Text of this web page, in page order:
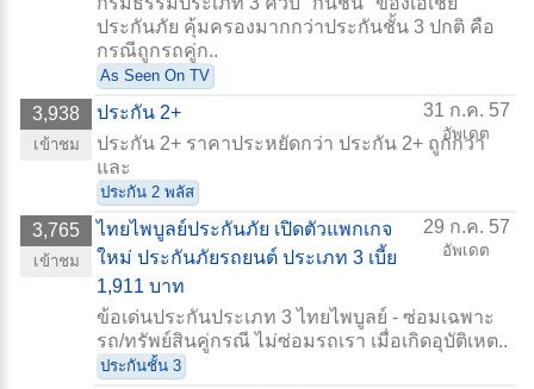
ประกันภัย คุ้มครองมากกว่าประกันชั้น 3 ปกติ คือ
กรณีถูกรถคู่ก..
As Seen On TV
3,938
เข้าชม
ประกัน 2+ 31 ก.ค. 57
อัพเดต
ประกัน 2+ ราคาประหยัดกว่า ประกัน 2+ ถูกกว่า
และ
ประกัน 2 พลัส
3,765
เข้าชม
ไทยไพบูลย์ประกันภัย เปิดตัวแพกเกจ
ใหม่ ประกันภัยรถยนต์ ประเภท 3 เบี้ย
1,911 บาท
29 ก.ค. 57
อัพเดต
ข้อเด่นประกันประเภท 3 ไทยไพบูลย์ - ซ่อมเฉพาะ
รถ/ทรัพย์สินคู่กรณี ไม่ซ่อมรถเรา เมื่อเกิดอุบัติเหต..
ประกันชั้น 3